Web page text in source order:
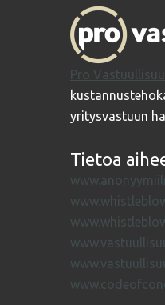
Pro
yritysvastuun
Tietoa